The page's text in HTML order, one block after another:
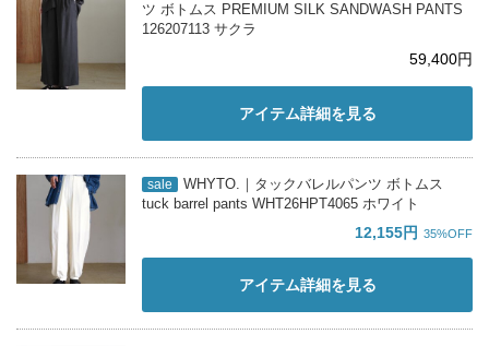
ツ ボトムス PREMIUM SILK SANDWASH PANTS
126207113 サクラ
59,400円
アイテム詳細を見る
sale
WHYTO.｜タックバレルパンツ ボトムス
tuck barrel pants WHT26HPT4065 ホワイト
12,155円 35%OFF
アイテム詳細を見る